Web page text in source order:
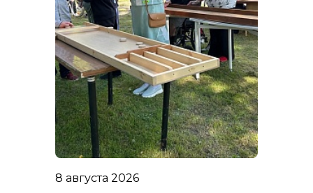
8 августа 2026